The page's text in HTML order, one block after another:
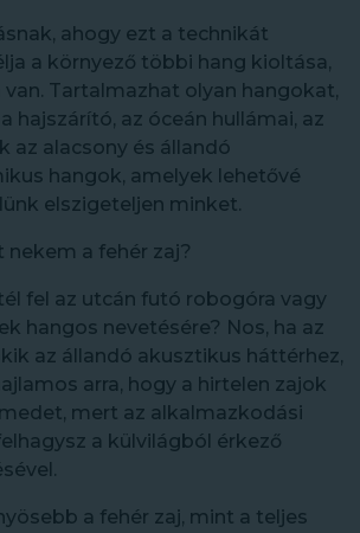
ahogy ezt a technikát
a környező többi hang kioltása,
Tartalmazhat olyan hangokat,
hajszárító, az óceán hullámai, az
az alacsony és állandó
hangok, amelyek lehetővé
elszigeteljen minket.
a fehér zaj?
fel az utcán futó robogóra vagy
hangos nevetésére? Nos, ha az
az állandó akusztikus háttérhez,
arra, hogy a hirtelen zajok
mert az alkalmazkodási
a külvilágból érkező
a fehér zaj, mint a teljes